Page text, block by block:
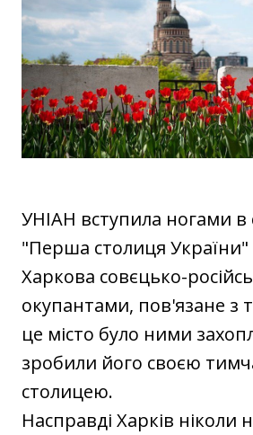
УНІАН вступила ногами в
"Перша столиця
Харкова совєцько-
окупантами, пов'язане з
це місто було ними
зробили його своєю
столицею.
Насправді Харків ніколи